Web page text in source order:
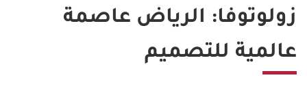
زولوتوفا: الرياض عاصمة
عالمية للتصميم